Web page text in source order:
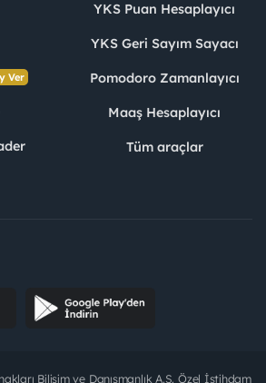
Ver
YKS Puan Hesaplayıcı
YKS Geri Sayım Sayacı
Pomodoro Zamanlayıcı
Maaş Hesaplayıcı
Tüm araçlar
Bilişim ve Danışmanlık A.Ş. Özel İstihdam